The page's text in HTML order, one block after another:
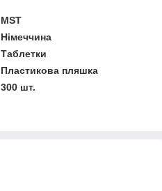
MST
Німеччина
Таблетки
Пластикова пляшка
300 шт.